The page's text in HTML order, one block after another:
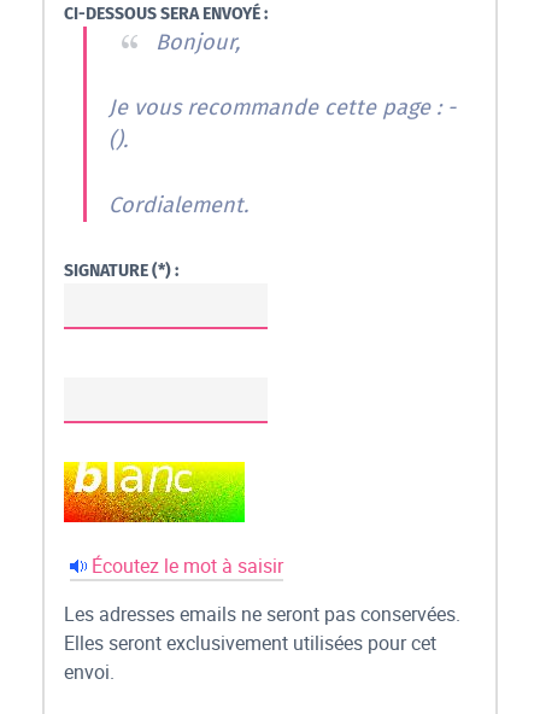
CI-DESSOUS SERA ENVOYÉ :
Bonjour,
Je vous recommande cette page : -
().
Cordialement.
SIGNATURE (*) :
Écoutez le mot à saisir
Les adresses emails ne seront pas conservées.
Elles seront exclusivement utilisées pour cet
envoi.